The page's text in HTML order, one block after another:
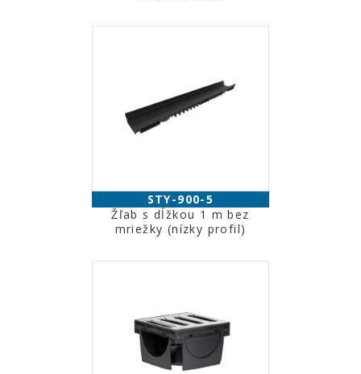
STY-900-5
Žľab s dĺžkou 1 m bez
mriežky (nízky profil)